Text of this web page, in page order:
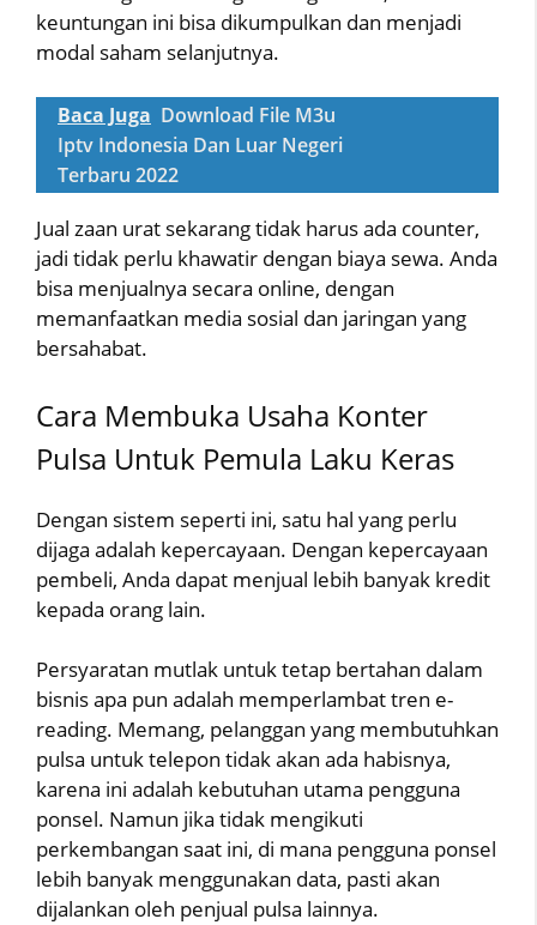
keuntungan ini bisa dikumpulkan dan menjadi
modal saham selanjutnya.
Baca Juga Download File M3u
Iptv Indonesia Dan Luar Negeri
Terbaru 2022
Jual zaan urat sekarang tidak harus ada counter,
jadi tidak perlu khawatir dengan biaya sewa. Anda
bisa menjualnya secara online, dengan
memanfaatkan media sosial dan jaringan yang
bersahabat.
Cara Membuka Usaha Konter
Pulsa Untuk Pemula Laku Keras
Dengan sistem seperti ini, satu hal yang perlu
dijaga adalah kepercayaan. Dengan kepercayaan
pembeli, Anda dapat menjual lebih banyak kredit
kepada orang lain.
Persyaratan mutlak untuk tetap bertahan dalam
bisnis apa pun adalah memperlambat tren e-
reading. Memang, pelanggan yang membutuhkan
pulsa untuk telepon tidak akan ada habisnya,
karena ini adalah kebutuhan utama pengguna
ponsel. Namun jika tidak mengikuti
perkembangan saat ini, di mana pengguna ponsel
lebih banyak menggunakan data, pasti akan
dijalankan oleh penjual pulsa lainnya.